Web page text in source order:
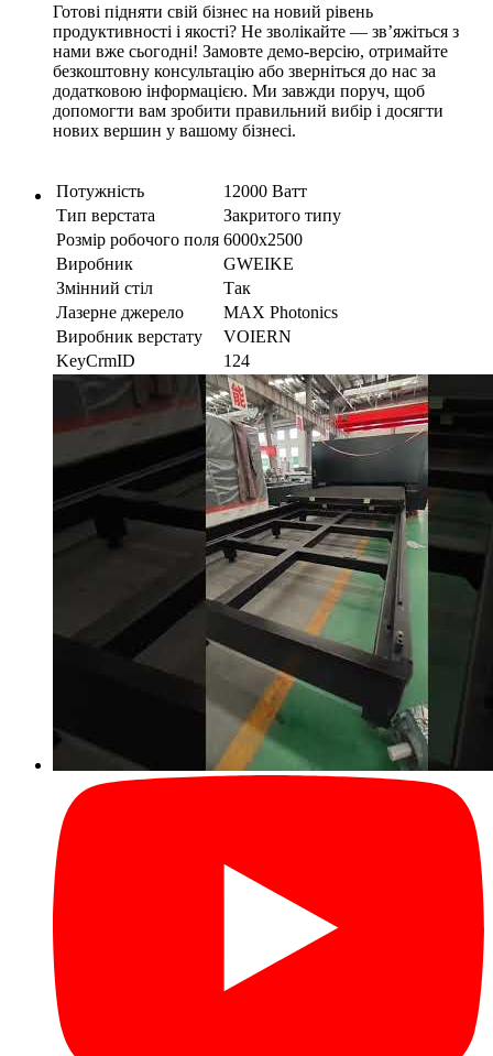
Готові підняти свій бізнес на новий рівень
продуктивності і якості? Не зволікайте — зв’яжіться з
нами вже сьогодні! Замовте демо-версію, отримайте
безкоштовну консультацію або зверніться до нас за
додатковою інформацією. Ми завжди поруч, щоб
допомогти вам зробити правильний вибір і досягти
нових вершин у вашому бізнесі.
Потужність
12000 Ватт
Тип верстата
Закритого типу
Розмір робочого поля 6000x2500
Виробник
GWEIKE
Змінний стіл
Так
Лазерне джерело
MAX Photonics
Виробник верстату
VOIERN
KeyCrmID
124